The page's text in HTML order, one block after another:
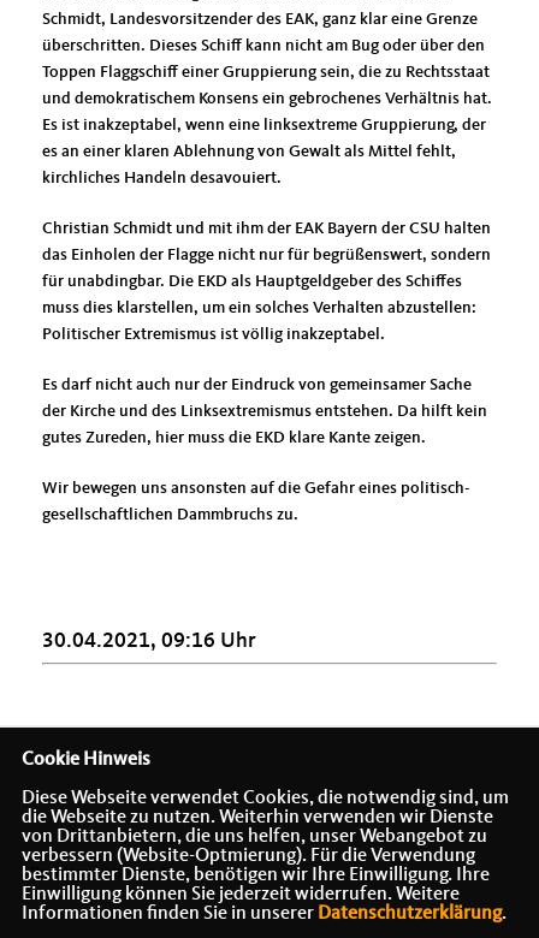
Schmidt, Landesvorsitzender des EAK, ganz klar eine Grenze
überschritten. Dieses Schiff kann nicht am Bug oder über den
Toppen Flaggschiff einer Gruppierung sein, die zu Rechtsstaat
und demokratischem Konsens ein gebrochenes Verhältnis hat.
Es ist inakzeptabel, wenn eine linksextreme Gruppierung, der
es an einer klaren Ablehnung von Gewalt als Mittel fehlt,
kirchliches Handeln desavouiert.
Christian Schmidt und mit ihm der EAK Bayern der CSU halten
das Einholen der Flagge nicht nur für begrüßenswert, sondern
für unabdingbar. Die EKD als Hauptgeldgeber des Schiffes
muss dies klarstellen, um ein solches Verhalten abzustellen:
Politischer Extremismus ist völlig inakzeptabel.
Es darf nicht auch nur der Eindruck von gemeinsamer Sache
der Kirche und des Linksextremismus entstehen. Da hilft kein
gutes Zureden, hier muss die EKD klare Kante zeigen.
Wir bewegen uns ansonsten auf die Gefahr eines politisch-
gesellschaftlichen Dammbruchs zu.
30.04.2021, 09:16 Uhr
Bundesminister a.D.
Cookie Hinweis
Diese Webseite verwendet Cookies, die notwendig sind, um
die Webseite zu nutzen. Weiterhin verwenden wir Dienste
von Drittanbietern, die uns helfen, unser Webangebot zu
verbessern (Website-Optmierung). Für die Verwendung
bestimmter Dienste, benötigen wir Ihre Einwilligung. Ihre
Einwilligung können Sie jederzeit widerrufen. Weitere
Informationen finden Sie in unserer Datenschutzerklärung.